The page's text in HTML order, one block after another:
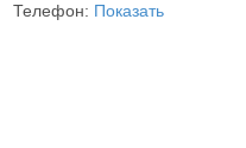
Телефон: Показать